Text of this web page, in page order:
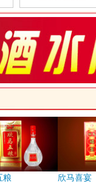
枣庄路
绿都景屋
临朐全羊烧烤店
茂三肉夹馍燕山路店
农家饭生态园
欣马喜宴